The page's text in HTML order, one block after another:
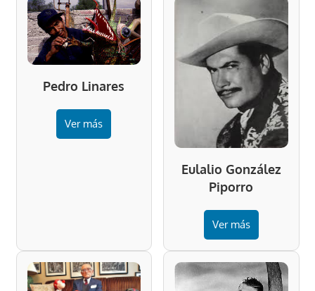
Pedro Linares
Ver más
Eulalio González
Piporro
Ver más